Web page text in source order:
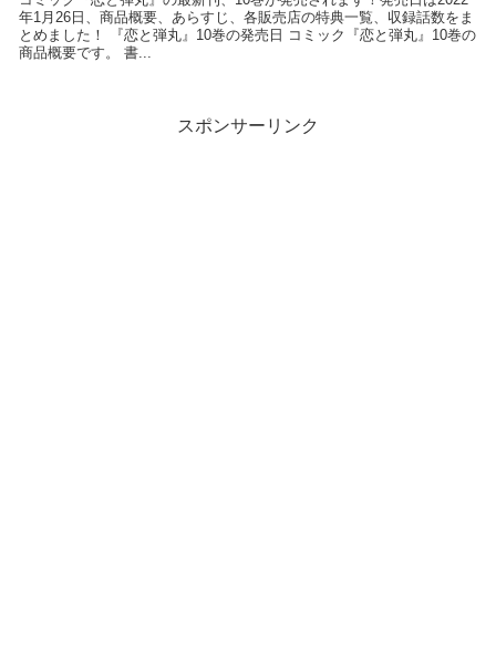
年1月26日、商品概要、あらすじ、各販売店の特典一覧、収録話数をま
とめました！ 『恋と弾丸』10巻の発売日 コミック『恋と弾丸』10巻の
商品概要です。 書...
スポンサーリンク